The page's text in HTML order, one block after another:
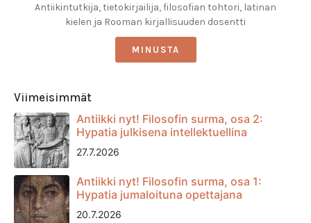
Antiikintutkija, tietokirjailija, filosofian tohtori, latinan
kielen ja Rooman kirjallisuuden dosentti
MINUSTA
Viimeisimmät
Antiikki nyt! Filosofin surma, osa 2:
Hypatia julkisena intellektuellina
27.7.2026
Antiikki nyt! Filosofin surma, osa 1:
Hypatia jumaloituna opettajana
20.7.2026